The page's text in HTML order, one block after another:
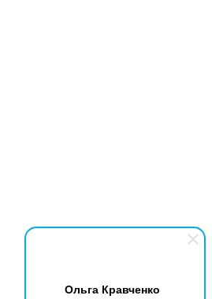
Ольга Кравченко